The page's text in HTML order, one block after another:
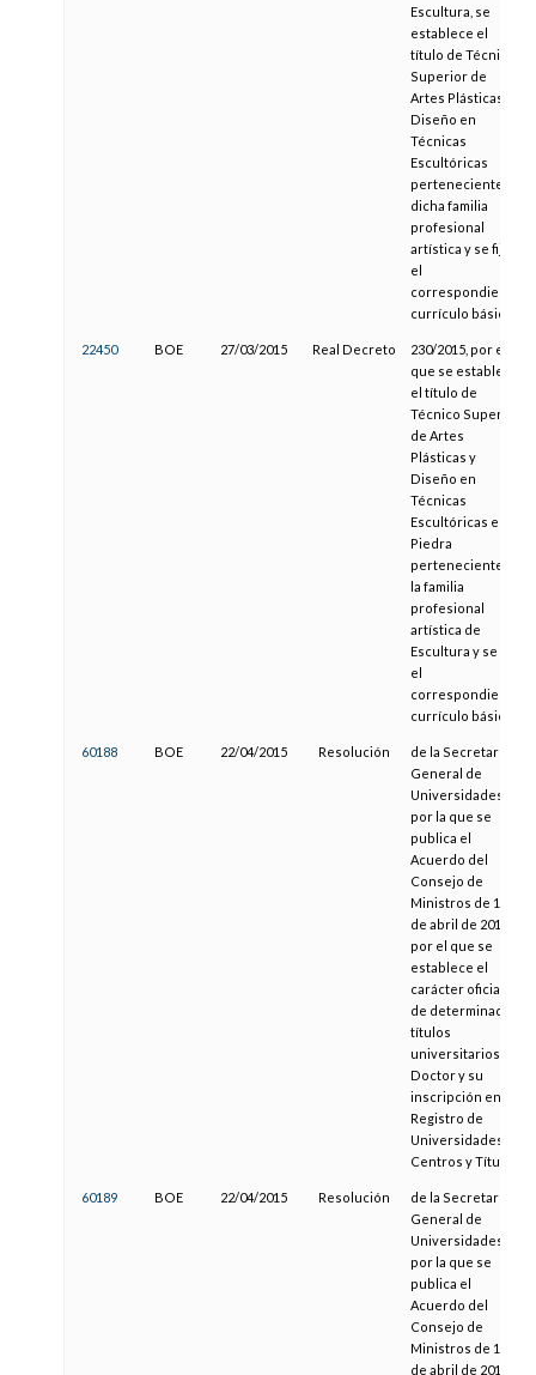
Escultura, se
establece el
título de Técnico
Superior de
Artes Plásticas y
Diseño en
Técnicas
Escultóricas
perteneciente a
dicha familia
profesional
artística y se fija
el
correspondiente
currículo básico
22450 BOE 27/03/2015 Real Decreto
230/2015, por el
que se establece
el título de
Técnico Superior
de Artes
Plásticas y
Diseño en
Técnicas
Escultóricas en
Piedra
perteneciente a
la familia
profesional
artística de
Escultura y se fija
el
correspondiente
currículo básico
60188 BOE 22/04/2015 Resolución
de la Secretaría
General de
Universidades,
por la que se
publica el
Acuerdo del
Consejo de
Ministros de 17
de abril de 2015,
por el que se
establece el
carácter oficial
de determinados
títulos
universitarios de
Doctor y su
inscripción en el
Registro de
Universidades,
Centros y Títulos
60189 BOE 22/04/2015 Resolución
de la Secretaría
General de
Universidades,
por la que se
publica el
Acuerdo del
Consejo de
Ministros de 17
de abril de 2015,